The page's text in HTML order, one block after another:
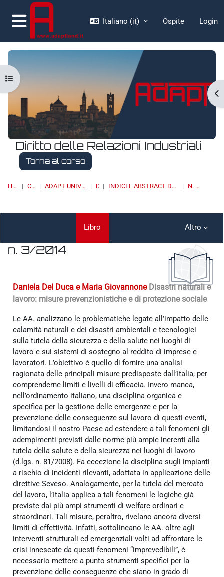
Vai al contenuto principale
Pannello laterale
Italiano ‎(it)‎ Ospite Login
Diritto delle Relazioni Industriali
Torna al corso
HOME CORSI ADAPT UNIVERSITY PRESS DRI INDICI E ABSTRACT DEI NUMERI PUBBLICATI N. 3/2014
Apri indice del corso
Libro Altro
n. 3/2014
Daniela Del Duca e Maria GiovannoneDisastri naturali e
lavoro: misure prevenzionistiche e di protezione sociale
Le AA. analizzano le problematiche legate all’impatto delle
calamità naturali e dei disastri ambientali e tecnologici
sulla tutela della sicurezza e della salute nei luoghi di
lavoro e sui sistemi di sostegno al reddito di imprese e
lavoratori. L’obiettivo è quello di fornire una analisi
ragionata delle principali misure predisposte dall’Italia, per
comprenderne limiti e livelli di efficacia. Invero manca,
nell’ordinamento italiano, una disciplina organica e
specifica per la gestione delle emergenze e per la
prevenzione delle conseguenze sul lavoro di questi eventi,
limitandosi il nostro Paese ad estendere a tali fenomeni gli
adempimenti previsti dalle norme più ampie inerenti alla
tutela della salute e della sicurezza nei luoghi di lavoro
(d.lgs. n. 81/2008). Fa eccezione la disciplina sugli impianti
a rischio di incidenti rilevanti, adottata in applicazione delle
direttive Seveso. Analogamente, per la tutela del mercato
del lavoro, l’Italia applica a tali fenomeni le logiche già
previste dai più ampi strumenti di welfare ordinari e
straordinari. Tali misure, peraltro, rivelano ancora diversi
limiti di effettività. Infatti, sottolineano le AA. oltre agli
interventi strutturali ed emergenziali volti ad affrontare le
crisi innescate da questi fenomeni “imprevedibili”, è
necessario mettere a punto strumenti specifici per la
prevenzione delle conseguenze che siano in grado di